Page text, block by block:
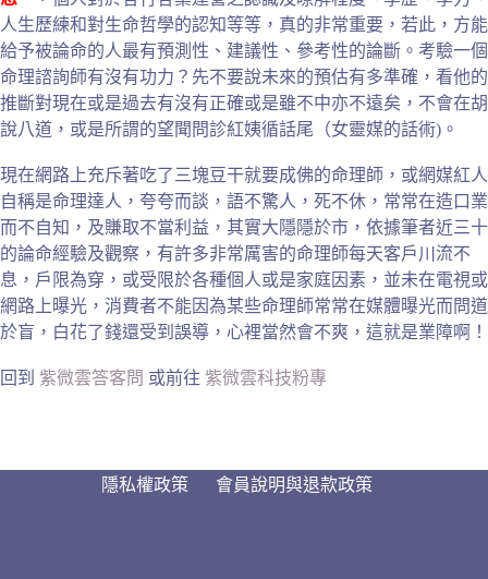
人生歷練和對生命哲學的認知等等，真的非常重要，若此，方能
給予被論命的人最有預測性、建議性、參考性的論斷。考驗一個
命理諮詢師有沒有功力？先不要說未來的預估有多準確，看他的
推斷對現在或是過去有沒有正確或是雖不中亦不遠矣，不會在胡
說八道，或是所謂的望聞問診紅姨循話尾（女靈媒的話術)。
現在網路上充斥著吃了三塊豆干就要成佛的命理師，或網媒紅人
自稱是命理達人，夸夸而談，語不驚人，死不休，常常在造口業
而不自知，及賺取不當利益，其實大隱隱於市，依據筆者近三十
的論命經驗及觀察，有許多非常厲害的命理師每天客戶川流不
息，戶限為穿，或受限於各種個人或是家庭因素，並未在電視或
網路上曝光，消費者不能因為某些命理師常常在媒體曝光而問道
於盲，白花了錢還受到誤導，心裡當然會不爽，這就是業障啊！
回到 紫微雲答客問 或前往 紫微雲科技粉專
隱私權政策 會員說明與退款政策